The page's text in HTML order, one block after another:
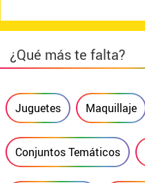
¿Qué más te falta?
Juguetes Maquillaje
Conjuntos Temáticos